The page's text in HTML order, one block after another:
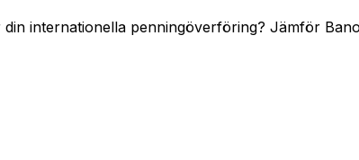
internationella penningöverföring? Jämför